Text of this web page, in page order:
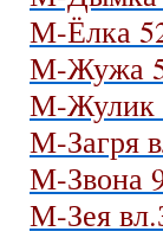
М-Ёлка
М-Жужа
М-Жулик
М-Загря
М-Звона
М-Зея